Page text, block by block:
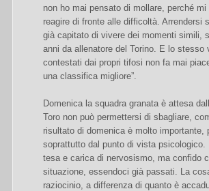
non ho mai pensato di mollare, perché
reagire di fronte alle difficoltà. Arrendersi
già capitato di vivere dei momenti simili,
anni da allenatore del Torino. E lo
contestati dai propri tifosi non fa mai
una classifica migliore”.
Domenica la squadra granata è attesa
Toro non può permettersi di sbagliare,
risultato di domenica è molto
soprattutto dal punto di vista
tesa e carica di nervosismo, ma confido
situazione, essendoci già passati. La
raziocinio, a differenza di quanto è